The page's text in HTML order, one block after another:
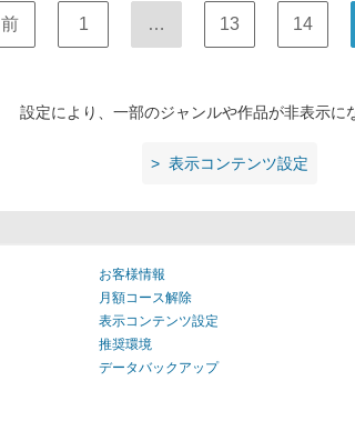
前 1 … 13 14
設定により、一部のジャンルや作品が非表示に
表示コンテンツ設定
お客様情報
月額コース解除
表示コンテンツ設定
推奨環境
データバックアップ